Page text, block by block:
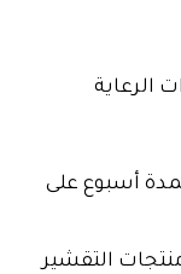
الرعاية
أسبوع على
التقشير